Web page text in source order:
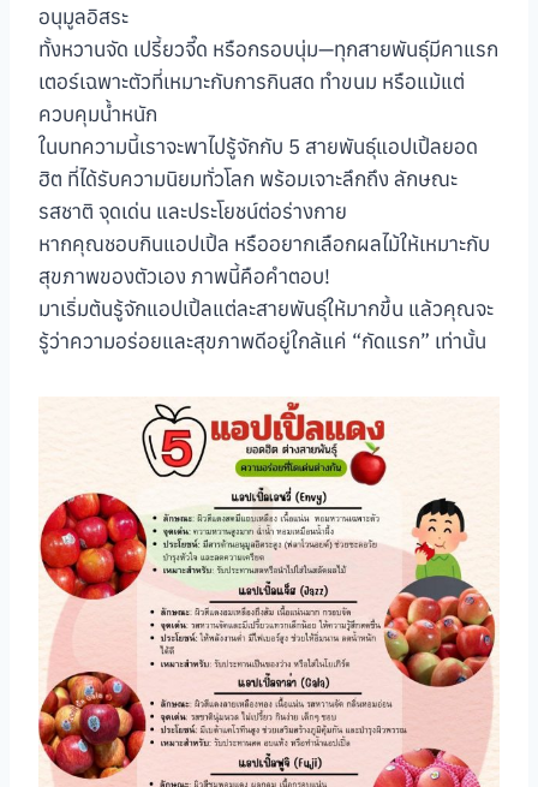
อนุมูลอิสระ
ทั้งหวานจัด เปรี้ยวจี๊ด หรือกรอบนุ่ม—ทุกสายพันธุ์มีคาแรก
เตอร์เฉพาะตัวที่เหมาะกับการกินสด ทำขนม หรือแม้แต่
ควบคุมน้ำหนัก
ในบทความนี้เราจะพาไปรู้จักกับ 5 สายพันธุ์แอปเปิ้ลยอด
ฮิต ที่ได้รับความนิยมทั่วโลก พร้อมเจาะลึกถึง ลักษณะ
รสชาติ จุดเด่น และประโยชน์ต่อร่างกาย
หากคุณชอบกินแอปเปิ้ล หรืออยากเลือกผลไม้ให้เหมาะกับ
สุขภาพของตัวเอง ภาพนี้คือคำตอบ!
มาเริ่มต้นรู้จักแอปเปิ้ลแต่ละสายพันธุ์ให้มากขึ้น แล้วคุณจะ
รู้ว่าความอร่อยและสุขภาพดีอยู่ใกล้แค่ “กัดแรก” เท่านั้น